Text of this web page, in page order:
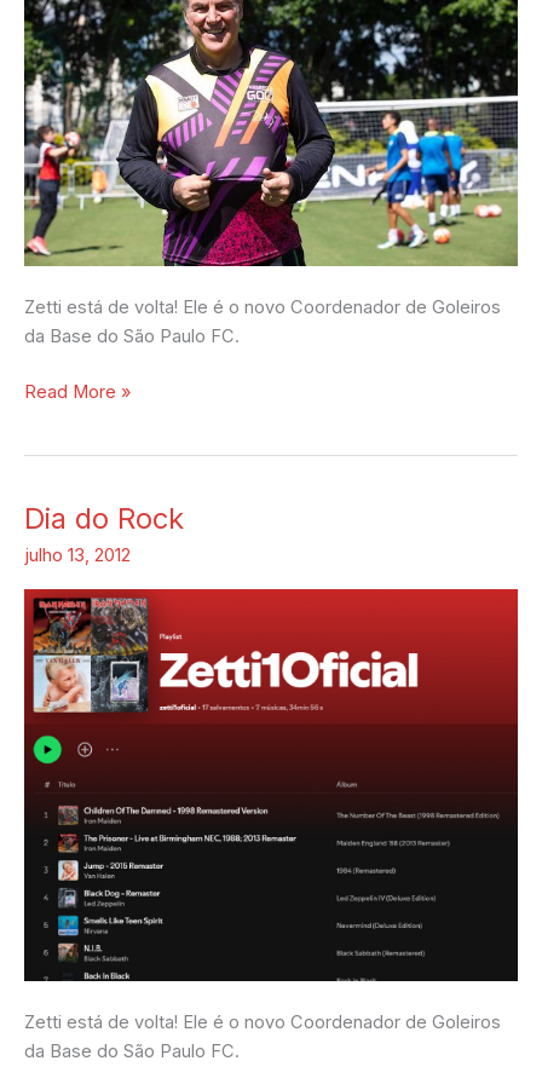
Zetti está de volta! Ele é o novo Coordenador de Goleiros
da Base do São Paulo FC.
Read More »
Dia do Rock
julho 13, 2012
Zetti está de volta! Ele é o novo Coordenador de Goleiros
da Base do São Paulo FC.
Dia
do
Rock